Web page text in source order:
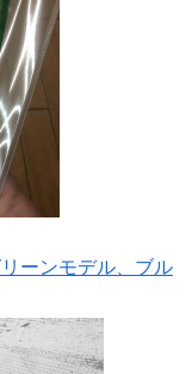
ーンモデル、ブル